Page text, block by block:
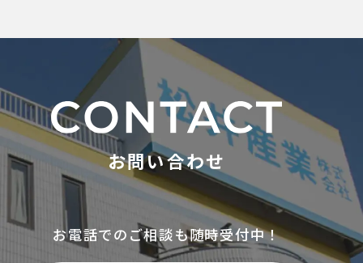
お問い合わせ
お電話でのご相談も随時受付中！